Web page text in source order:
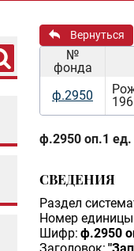
Вернуться
№
фонда
ф.2950
ф.2950 оп.1 ед.
СВЕДЕНИЯ
Раздел
Номер единицы
Шифр: ф.2950